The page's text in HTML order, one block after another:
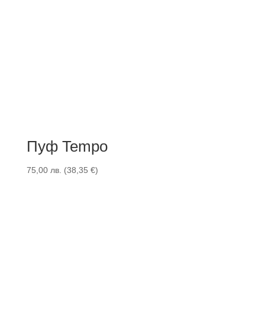
Пуф Tempo
75,00 лв. (38,35 €)